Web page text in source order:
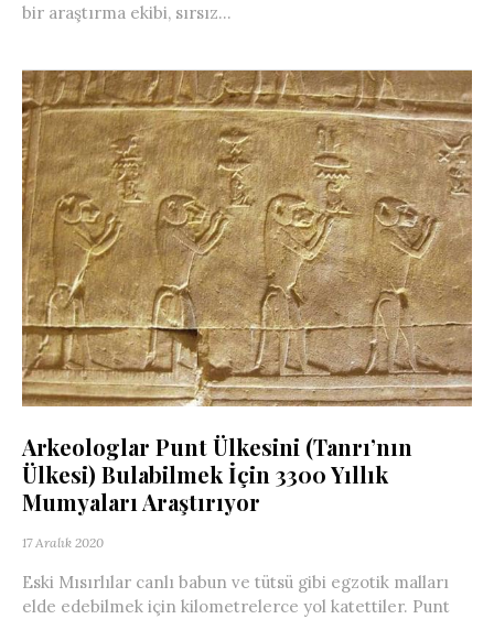
bir araştırma ekibi, sırsız...
Arkeologlar Punt Ülkesini (Tanrı’nın
Ülkesi) Bulabilmek İçin 3300 Yıllık
Mumyaları Araştırıyor
17 Aralık 2020
Eski Mısırlılar canlı babun ve tütsü gibi egzotik malları
elde edebilmek için kilometrelerce yol katettiler. Punt